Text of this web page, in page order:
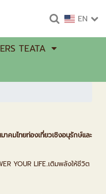
EN
TEATA
คมไทยท่องเที่ยวเชิงอนุรักษ์และ
YOUR LIFE..เติมพลังให้ชีวิต